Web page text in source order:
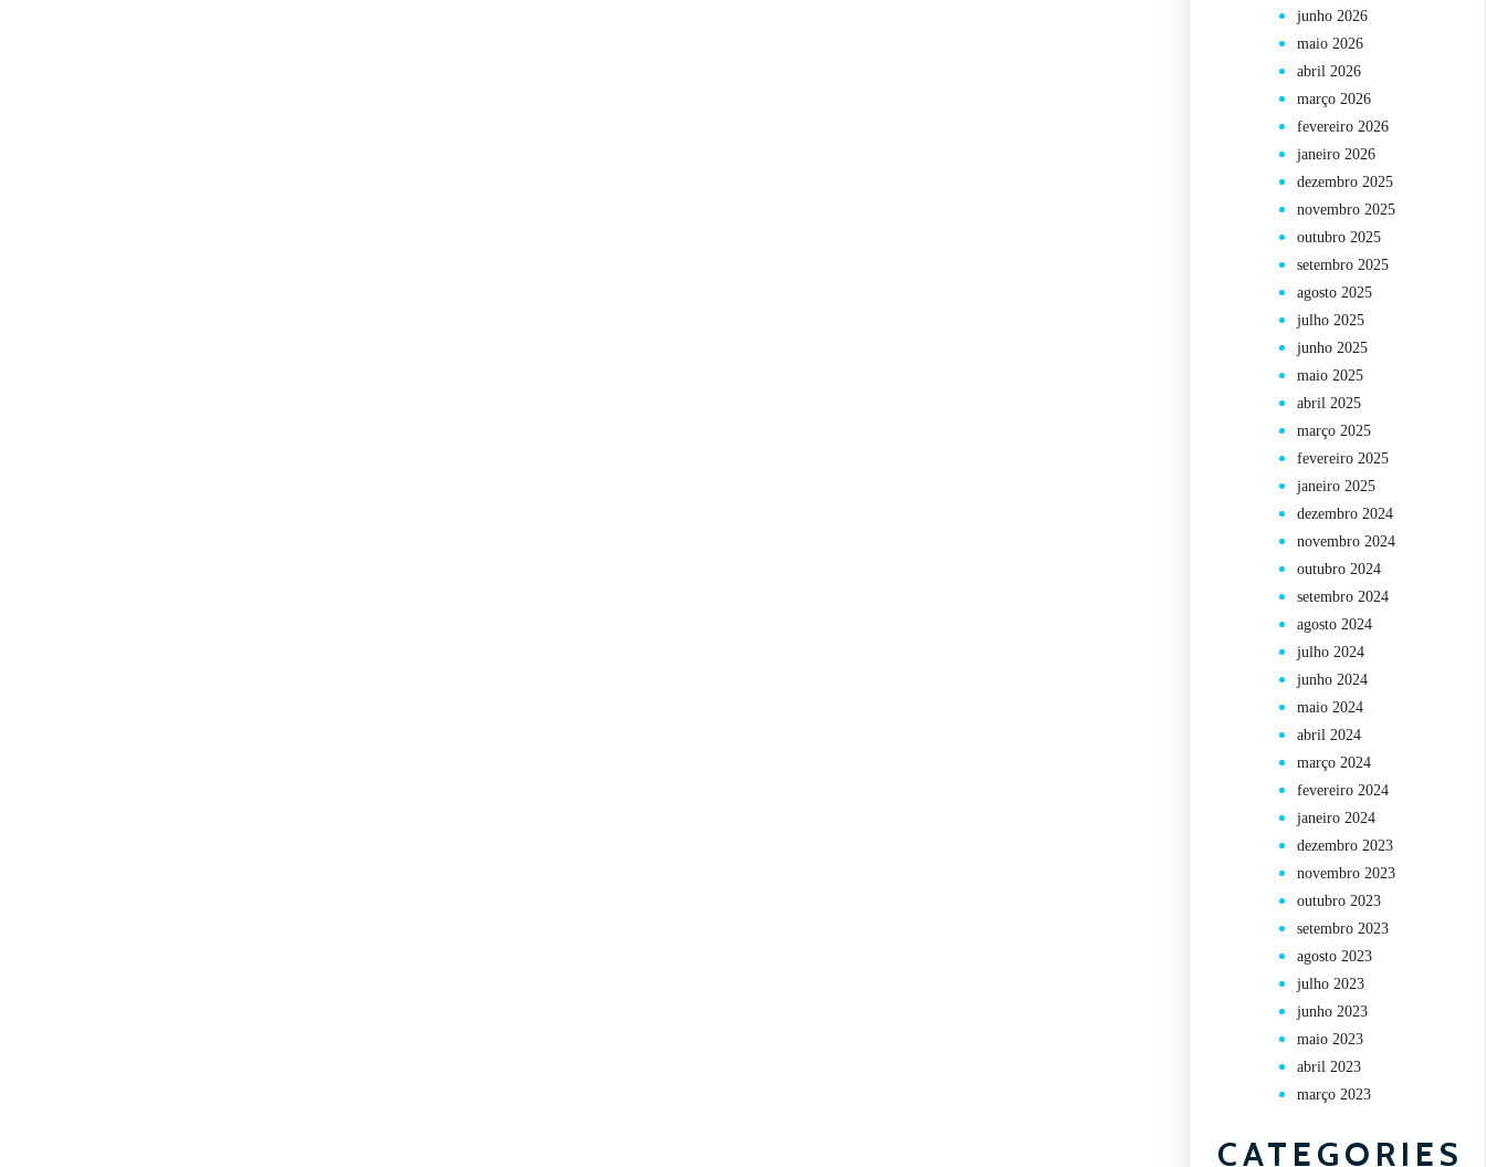
junho 2026
maio 2026
abril 2026
março 2026
fevereiro 2026
janeiro 2026
dezembro 2025
novembro 2025
outubro 2025
setembro 2025
agosto 2025
julho 2025
junho 2025
maio 2025
abril 2025
março 2025
fevereiro 2025
janeiro 2025
dezembro 2024
novembro 2024
outubro 2024
setembro 2024
agosto 2024
julho 2024
junho 2024
maio 2024
abril 2024
março 2024
fevereiro 2024
janeiro 2024
dezembro 2023
novembro 2023
outubro 2023
setembro 2023
agosto 2023
julho 2023
junho 2023
maio 2023
abril 2023
março 2023
CATEGORIES